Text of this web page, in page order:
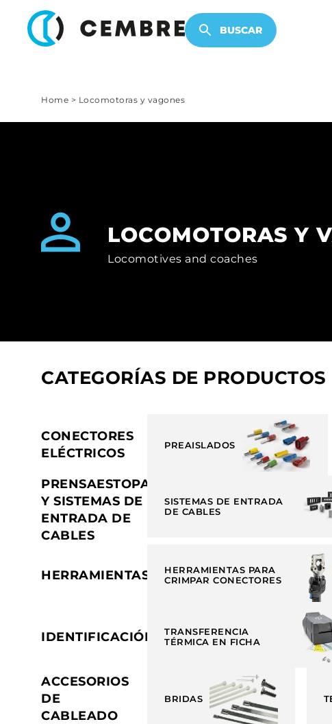
BUSCAR
ACCESORIOS DE CABLEADO
PRODUCTOS ELECTRÓNICOS
Home > Locomotoras y vagones
LOCOMOTORAS Y
Locomotives and coaches
CATEGORÍAS DE PRODUCTOS
CONECTORES
ELÉCTRICOS
PREAISLADOS
PRENSAESTOPAS
Y SISTEMAS DE
ENTRADA DE
CABLES
SISTEMAS DE ENTRADA
DE CABLES
HERRAMIENTAS
HERRAMIENTAS PARA
CRIMPAR CONECTORES
IDENTIFICACIÓN
TRANSFERENCIA
TÉRMICA EN FICHA
ACCESORIOS
DE
CABLEADO
BRIDAS